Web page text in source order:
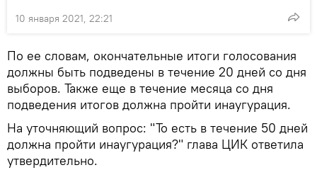
10 января 2021, 22:21
По ее словам, окончательные итоги голосования
должны быть подведены в течение 20 дней со дня
выборов. Также еще в течение месяца со дня
подведения итогов должна пройти инаугурация.
На уточняющий вопрос: "То есть в течение 50 дней
должна пройти инаугурация?" глава ЦИК ответила
утвердительно.